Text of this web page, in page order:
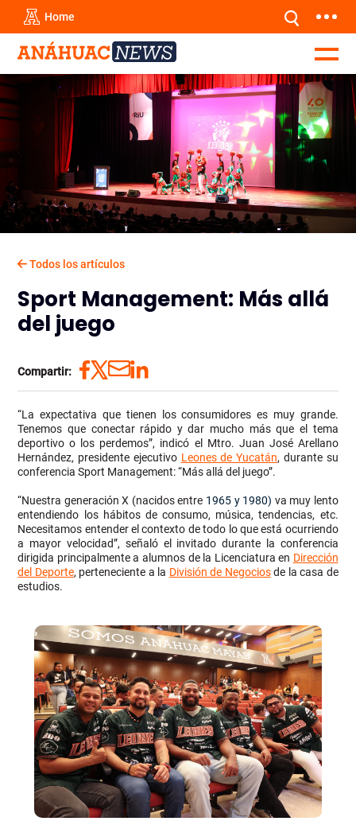
Home
Todos los artículos
Sport Management: Más allá
del juego
Compartir:
“La expectativa que tienen los consumidores es muy grande.
Tenemos que conectar rápido y dar mucho más que el tema
deportivo o los perdemos”, indicó el Mtro. Juan José Arellano
Hernández, presidente ejecutivo Leones de Yucatán, durante su
conferencia Sport Management: “Más allá del juego”.
“Nuestra generación X (nacidos entre 1965 y 1980) va muy lento
entendiendo los hábitos de consumo, música, tendencias, etc.
Necesitamos entender el contexto de todo lo que está ocurriendo
a mayor velocidad”, señaló el invitado durante la conferencia
dirigida principalmente a alumnos de la Licenciatura en Dirección
del Deporte, perteneciente a la División de Negociosde la casa de
estudios.